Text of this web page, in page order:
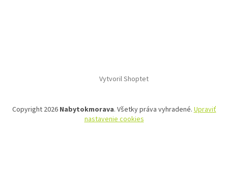
Vytvoril Shoptet
Copyright 2026 Nabytokmorava. Všetky práva vyhradené. Upraviť
nastavenie cookies